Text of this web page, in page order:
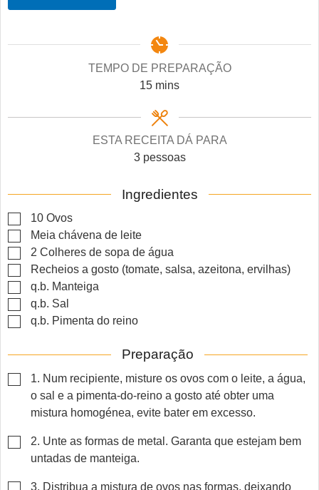
TEMPO DE PREPARAÇÃO
15minutes
mins
ESTA RECEITA DÁ PARA
3 pessoas
Ingredientes
▢
10 Ovos
▢
Meia chávena de leite
▢
2 Colheres de sopa de água
▢
Recheios a gosto (tomate, salsa, azeitona, ervilhas)
▢
q.b. Manteiga
▢
q.b. Sal
▢
q.b. Pimenta do reino
Preparação
▢
1. Num recipiente, misture os ovos com o leite, a água,
o sal e a pimenta-do-reino a gosto até obter uma
mistura homogénea, evite bater em excesso.
▢
2. Unte as formas de metal. Garanta que estejam bem
untadas de manteiga.
▢
3. Distribua a mistura de ovos nas formas, deixando